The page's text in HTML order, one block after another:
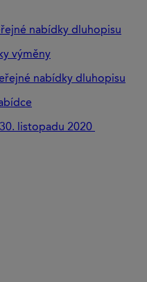
nabídky dluhopisu
výměny
nabídky dluhopisu
listopadu 2020